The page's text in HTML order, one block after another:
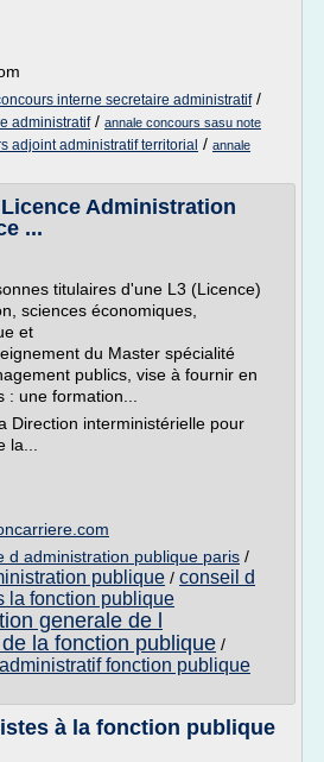
interne secretaire administratif/
administratif/ annale concours sasu note
adjoint administratif territorial / annale
Administration
...
titulaires d'une L3 (Licence)
sciences économiques,
et
du Master spécialité
publics, vise à fournir en
une formation...
Direction interministérielle pour
d administration publique paris /
publique / conseil d
la fonction publique
generale de l
la fonction publique /
fonction publique
à la fonction publique